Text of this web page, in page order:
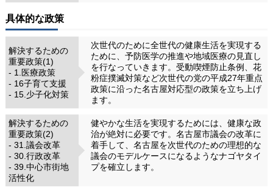
具体的な政策
解決するための
重要政策(1)
- 1.医療政策
- 16子育て支援
- 15.少子化対策
次世代のために全世代の健康生活を実現する
ために、予防医学の推進や地域医療の見直し
を行なっていきます。受動喫煙防止条例、花
粉症撲滅対策など次世代の党の平成27年重点
政策に沿った名古屋対応型の政策を立ち上げ
ます。
解決するための
重要政策(2)
- 31.議会改革
- 30.行政改革
- 39.中心市街地
活性化
健やかな生活を実現するためには、健康な政
治が絶対に必要です。名古屋市議会の改革に
着手して、名古屋を次世代のための理想的な
議会のモデルケースになるようなナゴヤタイ
プを確立します。